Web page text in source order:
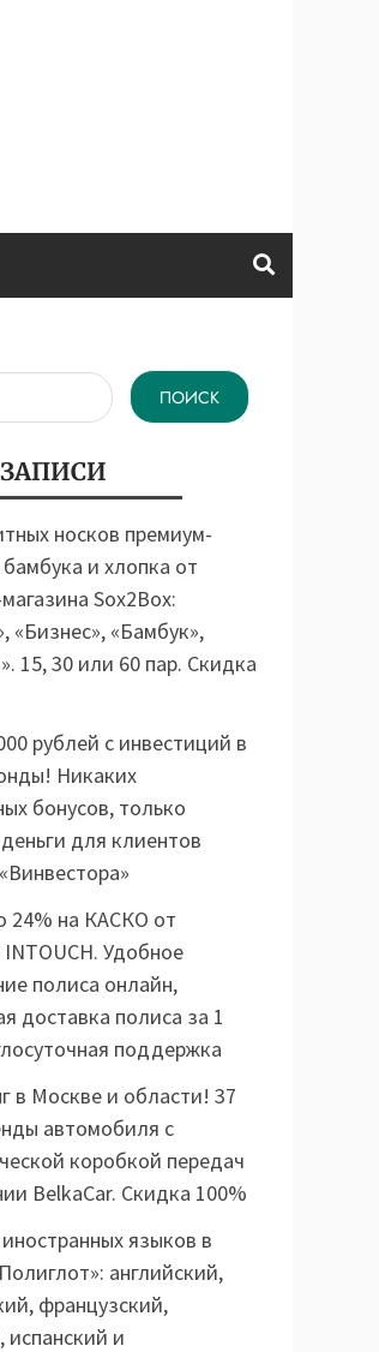
носков премиум-
и хлопка от
Sox2Box:
«Бизнес», «Бамбук»,
15, 30 или 60 пар. Скидка
рублей с инвестиций в
Никаких
бонусов, только
для клиентов
24% на КАСКО от
Удобное
полиса онлайн,
доставка полиса за 1
поддержка
в Москве и области! 37
автомобиля с
коробкой передач
BelkaCar. Скидка 100%
языков в
английский,
французский,
испанский и